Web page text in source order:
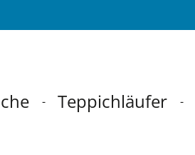
Teppichläufer